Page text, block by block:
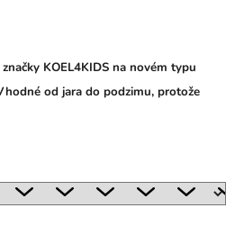
KOEL4KIDS na novém typu
od jara do podzimu, protože